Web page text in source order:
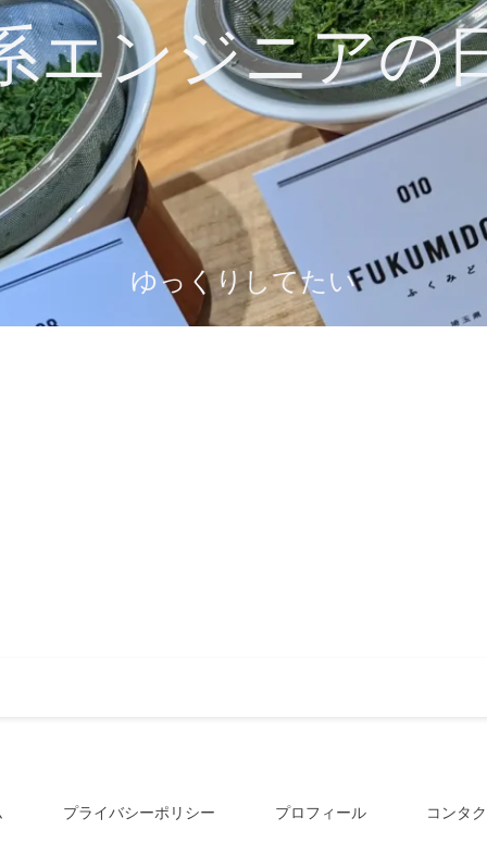
エンジニアの
ゆっくりしてたい
プライバシーポリシー プロフィール コンタ